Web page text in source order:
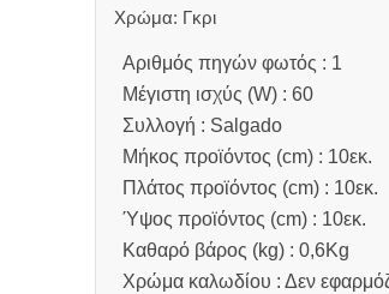
Χρώμα: Γκρι
Αριθμός πηγών φωτός : 1
Μέγιστη ισχύς (W) : 60
Συλλογή : Salgado
Μήκος προϊόντος (cm) : 10εκ.
Πλάτος προϊόντος (cm) : 10εκ.
Ύψος προϊόντος (cm) : 10εκ.
Καθαρό βάρος (kg) : 0,6Kg
Χρώμα καλωδίου : Δεν